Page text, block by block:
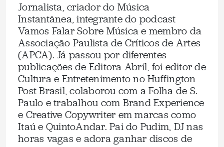
Jornalista, criador do Música
Instantânea, integrante do podcast
Vamos Falar Sobre Música e membro da
Associação Paulista de Críticos de Artes
(APCA). Já passou por diferentes
publicações de Editora Abril, foi editor de
Cultura e Entretenimento no Huffington
Post Brasil, colaborou com a Folha de S.
Paulo e trabalhou com Brand Experience
e Creative Copywriter em marcas como
Itaú e QuintoAndar. Pai do Pudim, DJ nas
horas vagas e adora ganhar discos de